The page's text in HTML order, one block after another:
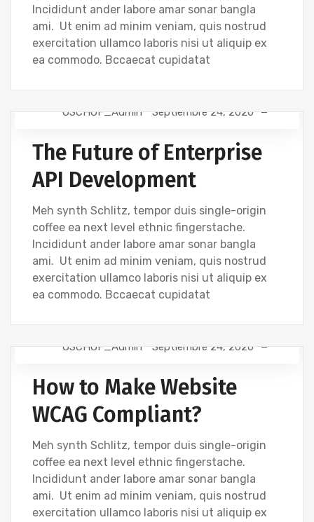
Incididunt ander labore amar sonar bangla
ami. Ut enim ad minim veniam, quis nostrud
exercitation ullamco laboris nisi ut aliquip ex
ea commodo. Bccaecat cupidatat
OSCHOF_Admin Septiembre 24, 2020
The Future of Enterprise
API Development
Meh synth Schlitz, tempor duis single-origin
coffee ea next level ethnic fingerstache.
Incididunt ander labore amar sonar bangla
ami. Ut enim ad minim veniam, quis nostrud
exercitation ullamco laboris nisi ut aliquip ex
ea commodo. Bccaecat cupidatat
OSCHOF_Admin Septiembre 24, 2020
How to Make Website
WCAG Compliant?
Meh synth Schlitz, tempor duis single-origin
coffee ea next level ethnic fingerstache.
Incididunt ander labore amar sonar bangla
ami. Ut enim ad minim veniam, quis nostrud
exercitation ullamco laboris nisi ut aliquip ex